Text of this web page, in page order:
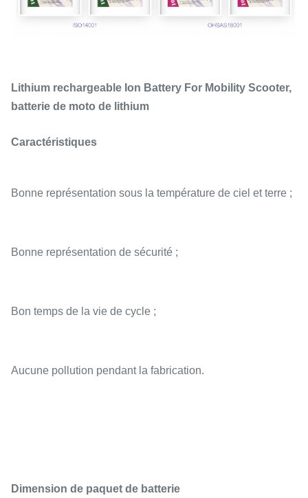
Lithium rechargeable Ion Battery For Mobility Scooter,
batterie de moto de lithium
Caractéristiques
Bonne représentation sous la température de ciel et terre ;
Bonne représentation de sécurité ;
Bon temps de la vie de cycle ;
Aucune pollution pendant la fabrication.
Dimension de paquet de batterie